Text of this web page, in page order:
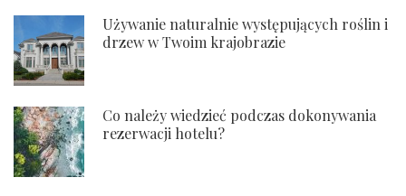
Używanie naturalnie występujących roślin i
drzew w Twoim krajobrazie
Co należy wiedzieć podczas dokonywania
rezerwacji hotelu?